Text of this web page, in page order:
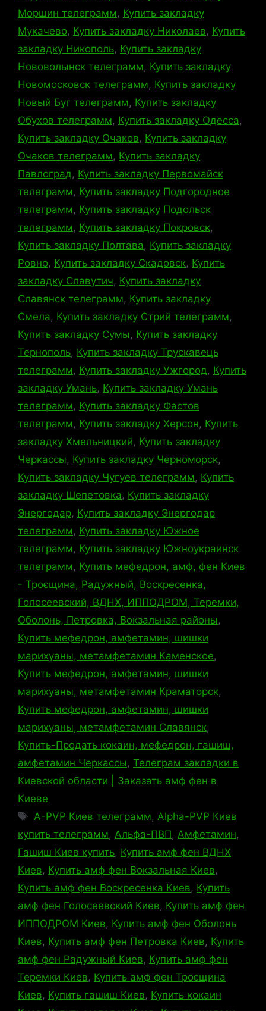
Моршин телеграмм, Купить закладку
Мукачево, Купить закладку Николаев, Купить
закладку Никополь, Купить закладку
Нововолынск телеграмм, Купить закладку
Новомосковск телеграмм, Купить закладку
Новый Буг телеграмм, Купить закладку
Обухов телеграмм, Купить закладку Одесса,
Купить закладку Очаков, Купить закладку
Очаков телеграмм, Купить закладку
Павлоград, Купить закладку Первомайск
телеграмм, Купить закладку Подгородное
телеграмм, Купить закладку Подольск
телеграмм, Купить закладку Покровск,
Купить закладку Полтава, Купить закладку
Ровно, Купить закладку Скадовск, Купить
закладку Славутич, Купить закладку
Славянск телеграмм, Купить закладку
Смела, Купить закладку Стрий телеграмм,
Купить закладку Сумы, Купить закладку
Тернополь, Купить закладку Трускавець
телеграмм, Купить закладку Ужгород, Купить
закладку Умань, Купить закладку Умань
телеграмм, Купить закладку Фастов
телеграмм, Купить закладку Херсон, Купить
закладку Хмельницкий, Купить закладку
Черкассы, Купить закладку Черноморск,
Купить закладку Чугуев телеграмм, Купить
закладку Шепетовка, Купить закладку
Энергодар, Купить закладку Энергодар
телеграмм, Купить закладку Южное
телеграмм, Купить закладку Южноукраинск
телеграмм, Купить мефедрон, амф, фен Киев
- Троєщина, Радужный, Воскресенка,
Голосеевский, ВДНХ, ИППОДРОМ, Теремки,
Оболонь, Петровка, Вокзальная районы,
Купить мефедрон, амфетамин, шишки
марихуаны, метамфетамин Каменское,
Купить мефедрон, амфетамин, шишки
марихуаны, метамфетамин Краматорск,
Купить мефедрон, амфетамин, шишки
марихуаны, метамфетамин Славянск,
Купить-Продать кокаин, мефедрон, гашиш,
амфетамин Черкассы, Телеграм закладки в
Киевской области | Заказать амф фен в
Киеве
Метки
A-PVP Киев телеграмм, Alpha-PVP Киев
купить телеграмм, Альфа-ПВП, Амфетамин,
Гашиш Киев купить, Купить амф фен ВДНХ
Киев, Купить амф фен Вокзальная Киев,
Купить амф фен Воскресенка Киев, Купить
амф фен Голосеевский Киев, Купить амф фен
ИППОДРОМ Киев, Купить амф фен Оболонь
Киев, Купить амф фен Петровка Киев, Купить
амф фен Радужный Киев, Купить амф фен
Теремки Киев, Купить амф фен Троєщина
Киев, Купить гашиш Киев, Купить кокаин